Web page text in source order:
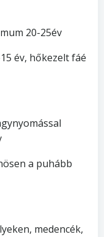
20-25év
év, hőkezelt fáé
a puhább
medencék,